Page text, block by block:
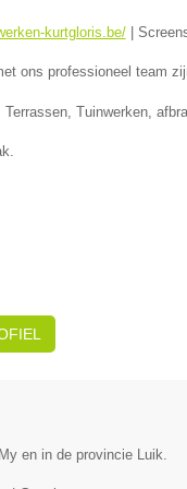
kurtgloris.be/|
ons professioneel team
Tuinwerken,
en in de provincie Luik.